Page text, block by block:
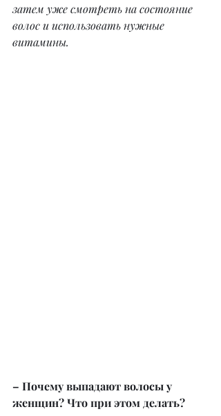
затем уже смотреть на состояние
волос и использовать нужные
витамины.
– Почему выпадают волосы у
женщин? Что при этом делать?